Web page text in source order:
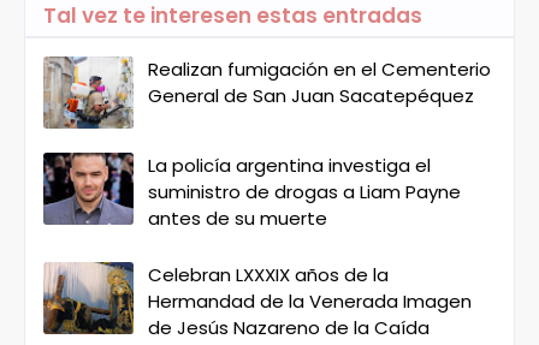
Tal vez te interesen estas entradas
Realizan fumigación en el Cementerio
General de San Juan Sacatepéquez
La policía argentina investiga el
suministro de drogas a Liam Payne
antes de su muerte
Celebran LXXXIX años de la
Hermandad de la Venerada Imagen
de Jesús Nazareno de la Caída